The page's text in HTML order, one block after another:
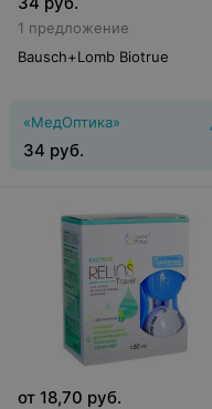
1 предложение
Bausch+Lomb Biotrue
«МедОптика»
34 руб.
от 18,70 руб.